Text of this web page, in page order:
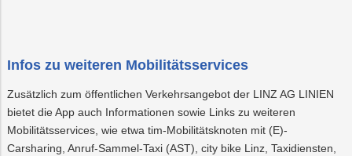
Infos zu weiteren Mobilitätsservices
Zusätzlich zum öffentlichen Verkehrsangebot der LINZ AG LINIEN
bietet die App auch Informationen sowie Links zu weiteren
Mobilitätsservices, wie etwa tim-Mobilitätsknoten mit (E)-
Carsharing, Anruf-Sammel-Taxi (AST), city bike Linz, Taxidiensten,